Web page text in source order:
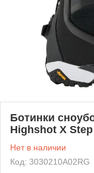
Ботинки
Highshot X
Нет в наличии
Код: 3030210A02RG